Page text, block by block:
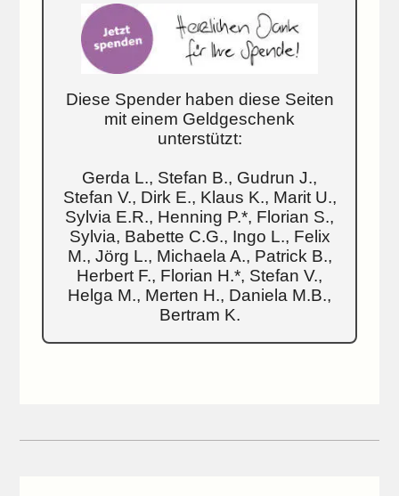
Diese Spender haben diese Seiten
mit einem Geldgeschenk
unterstützt:
Gerda L., Stefan B., Gudrun J.,
Stefan V., Dirk E., Klaus K., Marit U.,
Sylvia E.R., Henning P.*, Florian S.,
Sylvia, Babette C.G., Ingo L., Felix
M., Jörg L., Michaela A., Patrick B.,
Herbert F., Florian H.*, Stefan V.,
Helga M., Merten H., Daniela M.B.,
Bertram K.